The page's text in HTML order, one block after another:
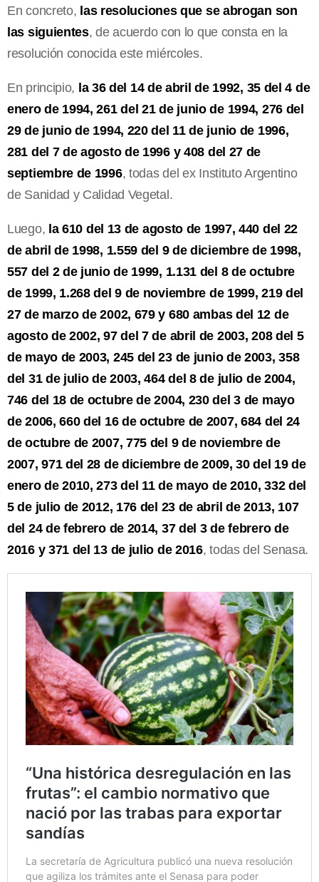
En concreto, las resoluciones que se abrogan son
las siguientes, de acuerdo con lo que consta en la
resolución conocida este miércoles.
En principio, la 36 del 14 de abril de 1992, 35 del 4 de
enero de 1994, 261 del 21 de junio de 1994, 276 del
29 de junio de 1994, 220 del 11 de junio de 1996,
281 del 7 de agosto de 1996 y 408 del 27 de
septiembre de 1996, todas del ex Instituto Argentino
de Sanidad y Calidad Vegetal.
Luego, la 610 del 13 de agosto de 1997, 440 del 22
de abril de 1998, 1.559 del 9 de diciembre de 1998,
557 del 2 de junio de 1999, 1.131 del 8 de octubre
de 1999, 1.268 del 9 de noviembre de 1999, 219 del
27 de marzo de 2002, 679 y 680 ambas del 12 de
agosto de 2002, 97 del 7 de abril de 2003, 208 del 5
de mayo de 2003, 245 del 23 de junio de 2003, 358
del 31 de julio de 2003, 464 del 8 de julio de 2004,
746 del 18 de octubre de 2004, 230 del 3 de mayo
de 2006, 660 del 16 de octubre de 2007, 684 del 24
de octubre de 2007, 775 del 9 de noviembre de
2007, 971 del 28 de diciembre de 2009, 30 del 19 de
enero de 2010, 273 del 11 de mayo de 2010, 332 del
5 de julio de 2012, 176 del 23 de abril de 2013, 107
del 24 de febrero de 2014, 37 del 3 de febrero de
2016 y 371 del 13 de julio de 2016, todas del Senasa.